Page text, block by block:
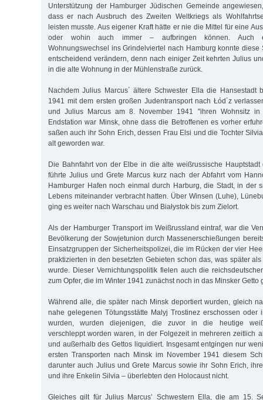
Unterstützung der Hamburger Jüdischen Gemeinde
dass er nach Ausbruch des Zweiten Weltkriegs als
leisten musste. Aus eigener Kraft hätte er nie die Mittel für eine
oder wohin auch immer – aufbringen können. Auch
Wohnungswechsel ins Grindelviertel nach Hamburg konnte diese
entscheidend verändern, denn nach einiger Zeit kehrten Julius
in die alte Wohnung in der Mühlenstraße zurück.
Nachdem Julius Marcus´ ältere Schwester Ella die Hansestadt
1941 mit dem ersten großen Judentransport nach Łód´z
und Julius Marcus am 8. November 1941 "ihren Wohnsitz in
Endstation war Minsk, ohne dass die Betroffenen es vorher
saßen auch ihr Sohn Erich, dessen Frau Elsi und die Tochter
alt geworden war.
Die Bahnfahrt von der Elbe in die alte weißrussische
führte Julius und Grete Marcus kurz nach der Abfahrt vom
Hamburger Hafen noch einmal durch Harburg, die Stadt, in der
Lebens miteinander verbracht hatten. Über Winsen (Luhe),
ging es weiter nach Warschau und Białystok bis zum Zielort.
Als der Hamburger Transport im Weißrussland eintraf, war die
Bevölkerung der Sowjetunion durch Massenerschießungen
Einsatzgruppen der Sicherheitspolizei, die im Rücken der vier
praktizierten in den besetzten Gebieten schon das, was später
wurde. Dieser Vernichtungspolitik fielen auch die
zum Opfer, die im Winter 1941 zunächst noch in das Minsker Getto
Während alle, die später nach Minsk deportiert wurden, gleich
nahe gelegenen Tötungsstätte Malyj Trostinez erschossen oder
wurden, wurden diejenigen, die zuvor in die heutige
verschleppt worden waren, in der Folgezeit in mehreren zeitlich
und außerhalb des Gettos liquidiert. Insgesamt entgingen nur
ersten Transporten nach Minsk im November 1941 diesem
darunter auch Julius und Grete Marcus sowie ihr Sohn Erich,
und ihre Enkelin Silvia – überlebten den Holocaust nicht.
Gleiches gilt für Julius Marcus’ Schwestern Ella, die am 15.